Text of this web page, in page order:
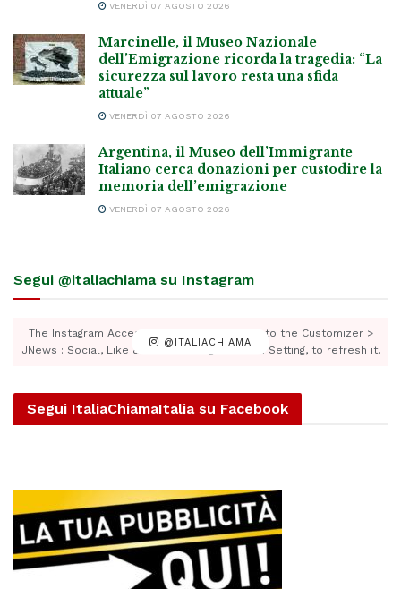
VENERDÌ 07 AGOSTO 2026
Marcinelle, il Museo Nazionale
dell’Emigrazione ricorda la tragedia: “La
sicurezza sul lavoro resta una sfida
attuale”
VENERDÌ 07 AGOSTO 2026
Argentina, il Museo dell’Immigrante
Italiano cerca donazioni per custodire la
memoria dell’emigrazione
VENERDÌ 07 AGOSTO 2026
Segui @italiachiama su Instagram
@ITALIACHIAMA
The Instagram Access Token is expired, Go to the Customizer >
JNews : Social, Like & View > Instagram Feed Setting, to refresh it.
Segui ItaliaChiamaItalia su Facebook